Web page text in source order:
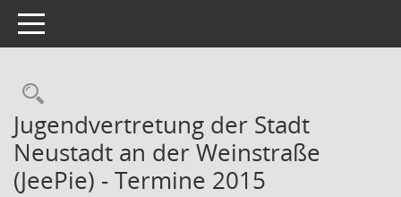
Toggle navigation
Rechercheauswahl
Jugendvertretung der Stadt
Neustadt an der Weinstraße
(JeePie) - Termine 2015